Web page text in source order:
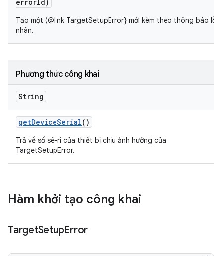
errorId)
Tạo một (@link TargetSetupError} mới kèm theo thông báo lỗi
nhân.
Phương thức công khai
String
getDeviceSerial()
Trả về số sê-ri của thiết bị chịu ảnh hưởng của
TargetSetupError.
Hàm khởi tạo công khai
TargetSetupError